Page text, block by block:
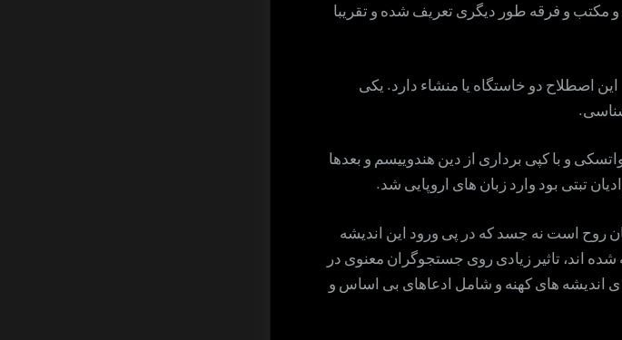
و فرقه طور دیگری تعریف شده و تقریبا
اصطلاح دو خاستگاه یا منشاء دارد. یکی
و با کپی برداری از دین هندوییسم و بعدها
تبتی بود وارد زبان های اروپایی شد.
روح است نه جسد که در پی ورود این اندیشه
اند، تاثیر زیادی روی جستجوگران معنوی در
ی اندیشه های کهنه و شامل ادعاهای بی اساس و